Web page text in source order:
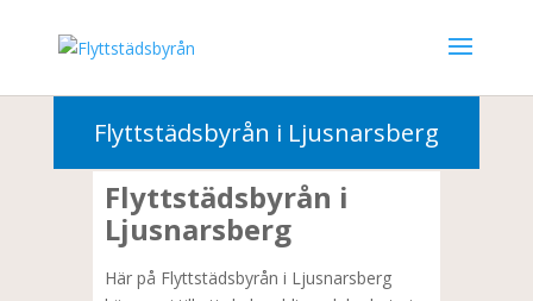
Flyttstädsbyrån i Ljusnarsberg
Flyttstädsbyrån i
Ljusnarsberg
Här på Flyttstädsbyrån i Ljusnarsberg